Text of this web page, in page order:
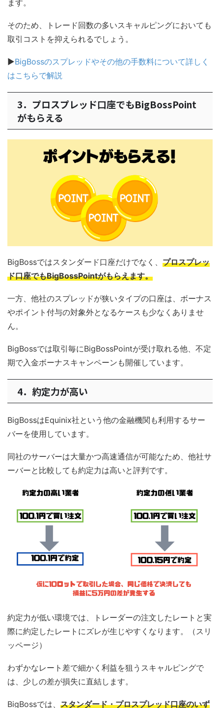
ます。
そのため、トレード回数の多いスキャルピングにおいても
取引コストを抑えられるでしょう。
▶BigBossのスプレッドやその他の手数料について詳しく
はこちらで解説
3．プロスプレッド口座でもBigBossPoint
がもらえる
BigBossではスタンダード口座だけでなく、 プロスプレッ
ド口座でもBigBossPointがもらえます。
一方、他社のスプレッドが狭いタイプの口座は、ボーナス
やポイント付与の対象外となるケースも少なくありませ
ん。
BigBossでは取引毎にBigBossPointが受け取れる他、不定
期で入金ボーナスキャンペーンも開催しています。
4．約定力が高い
BigBossはEquinix社という他の金融機関も利用するサー
バーを使用しています。
同社のサーバーは大量かつ高速通信が可能なため、他社サ
ーバーと比較しても約定力は高いと評判です。
約定力が低い環境では、トレーダーの注文したレートと実
際に約定したレートにズレが生じやすくなります。（スリ
ッページ）
わずかなレート差で細かく利益を狙うスキャルピングで
は、少しの差が損失に直結します。
BigBossでは、 スタンダード・プロスプレッド口座のいず